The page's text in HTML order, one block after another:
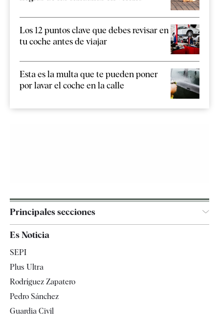
Los 12 puntos clave que debes revisar en
tu coche antes de viajar
Esta es la multa que te pueden poner
por lavar el coche en la calle
Principales secciones
Televisión
Es Noticia
SEPI
Plus Ultra
Rodríguez Zapatero
Pedro Sánchez
Guardia Civil